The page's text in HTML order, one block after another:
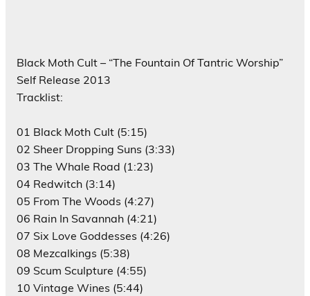
Black Moth Cult – “The Fountain Of Tantric Worship”
Self Release 2013
Tracklist:
01 Black Moth Cult (5:15)
02 Sheer Dropping Suns (3:33)
03 The Whale Road (1:23)
04 Redwitch (3:14)
05 From The Woods (4:27)
06 Rain In Savannah (4:21)
07 Six Love Goddesses (4:26)
08 Mezcalkings (5:38)
09 Scum Sculpture (4:55)
10 Vintage Wines (5:44)